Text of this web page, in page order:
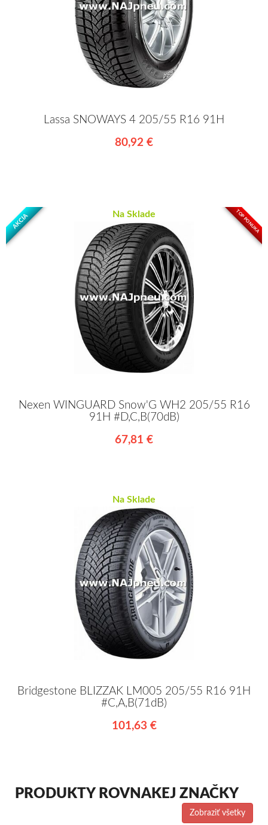
Lassa SNOWAYS 4 205/55 R16 91H
80,92 €
AKCIA TOP PONUKA
Na Sklade
Nexen WINGUARD Snow'G WH2 205/55 R16
91H #D,C,B(70dB)
67,81 €
Na Sklade
Bridgestone BLIZZAK LM005 205/55 R16 91H
#C,A,B(71dB)
101,63 €
PRODUKTY ROVNAKEJ ZNAČKY
Zobraziť všetky